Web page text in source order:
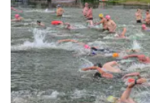
ir Šarūnas Beniušis
Šaltinis: LKL
Žymos: Krepšinis LKL